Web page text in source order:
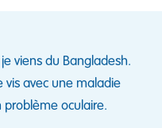
viens du Bangladesh.
vis avec une maladie
oculaire.